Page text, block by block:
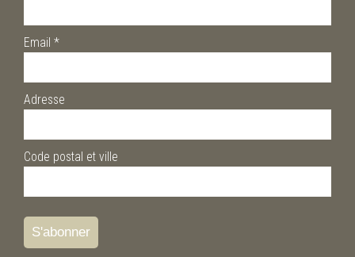
Email *
Adresse
Code postal et ville